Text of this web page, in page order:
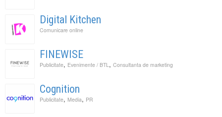
Digital Kitchen
Comunicare online
FINEWISE
Publicitate, Evenimente / BTL, Consultanta de marketing
Cognition
Publicitate, Media, PR